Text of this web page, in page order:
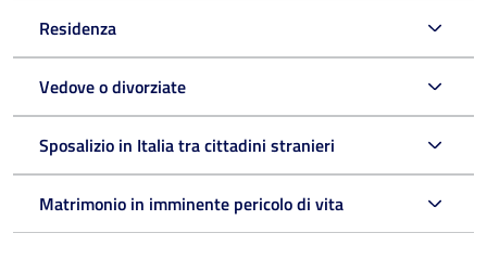
Residenza
Vedove o divorziate
Sposalizio in Italia tra cittadini stranieri
Matrimonio in imminente pericolo di vita